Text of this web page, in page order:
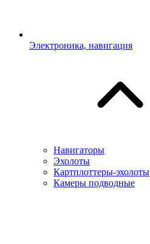
Электроника, навигация
Навигаторы
Эхолоты
Картплоттеры-эхолоты
Камеры подводные